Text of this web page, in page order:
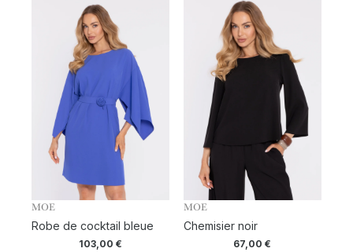
MOE
Robe de cocktail bleue
103,00€
MOE
Chemisier noir
67,00€